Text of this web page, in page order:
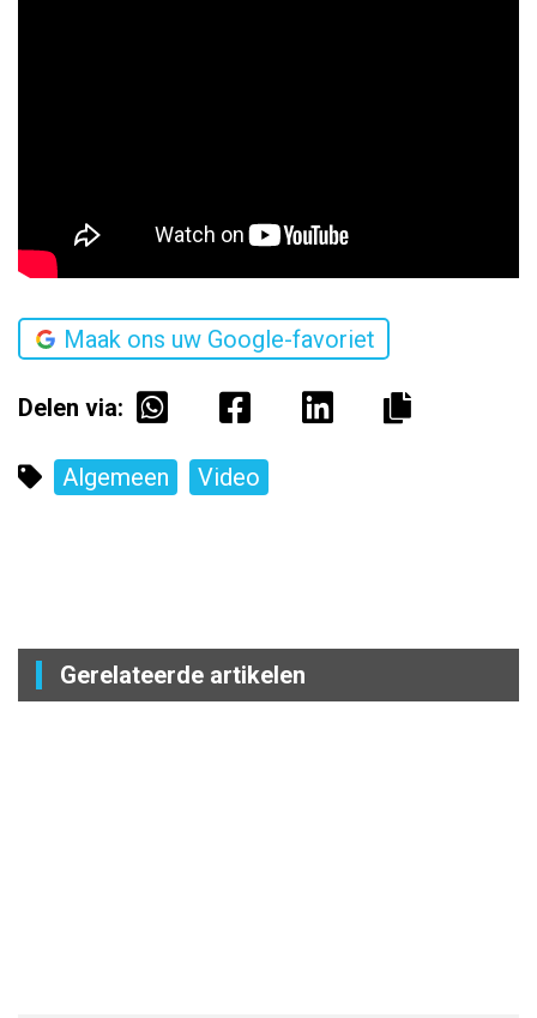
Maak ons uw Google-favoriet
Delen via:
Algemeen Video
Gerelateerde artikelen